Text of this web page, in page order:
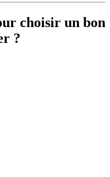
choisir un bon
?